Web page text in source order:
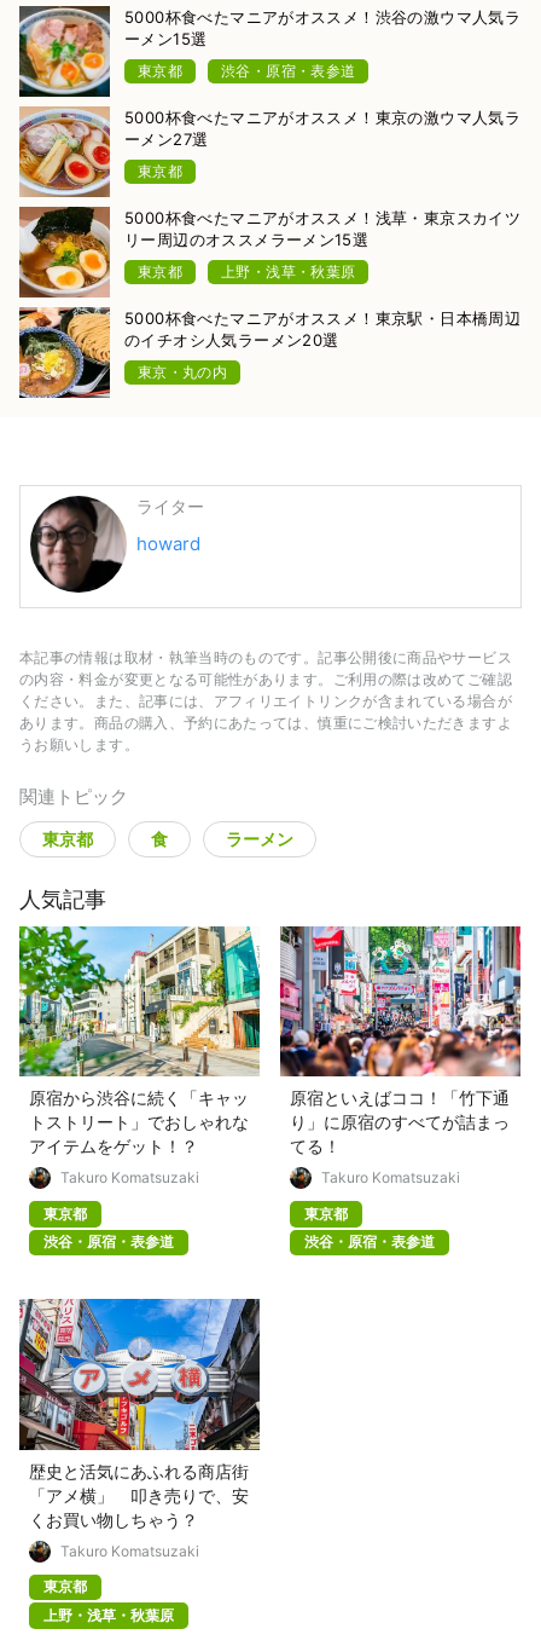
5000杯食べたマニアがオススメ！渋谷の激ウマ人気ラ
ーメン15選
東京都 渋谷・原宿・表参道
5000杯食べたマニアがオススメ！東京の激ウマ人気ラ
ーメン27選
東京都
5000杯食べたマニアがオススメ！浅草・東京スカイツ
リー周辺のオススメラーメン15選
東京都 上野・浅草・秋葉原
5000杯食べたマニアがオススメ！東京駅・日本橋周辺
のイチオシ人気ラーメン20選
東京・丸の内
ライター
howard
本記事の情報は取材・執筆当時のものです。記事公開後に商品やサービス
の内容・料金が変更となる可能性があります。ご利用の際は改めてご確認
ください。また、記事には、アフィリエイトリンクが含まれている場合が
あります。商品の購入、予約にあたっては、慎重にご検討いただきますよ
うお願いします。
関連トピック
東京都 食 ラーメン
人気記事
原宿から渋谷に続く「キャッ
トストリート」でおしゃれな
アイテムをゲット！？
Takuro Komatsuzaki
東京都
渋谷・原宿・表参道
原宿といえばココ！「竹下通
り」に原宿のすべてが詰まっ
てる！
Takuro Komatsuzaki
東京都
渋谷・原宿・表参道
歴史と活気にあふれる商店街
「アメ横」 叩き売りで、安
くお買い物しちゃう？
Takuro Komatsuzaki
東京都
上野・浅草・秋葉原